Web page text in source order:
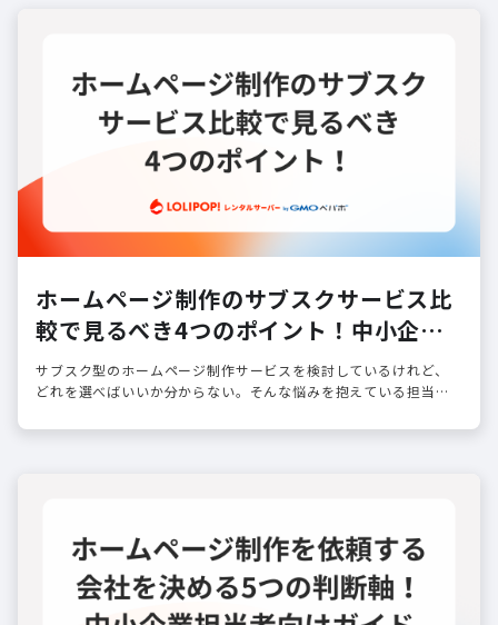
ホームページ制作のサブスクサービス比
較で見るべき4つのポイント！中小企業
担当者向けガイド
サブスク型のホームページ制作サービスを検討しているけれど、
どれを選べばいいか分からない。そんな悩みを抱えている担当者